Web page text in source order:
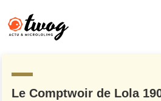
Le Comptwoir de Lola
Bienvenue !
JE M'INSCRIS
Que souhaitez-